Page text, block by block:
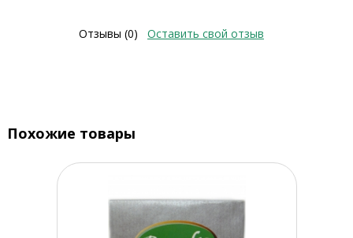
Отзывы (0) Оставить свой отзыв
Похожие товары